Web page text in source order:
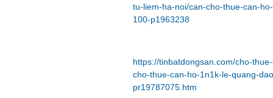
tu-liem-ha-noi/can-cho-thue-can-
100-p1963238
https://tinbatdongsan.com/cho-
cho-thue-can-ho-1n1k-le-quang-
pr19787075.htm